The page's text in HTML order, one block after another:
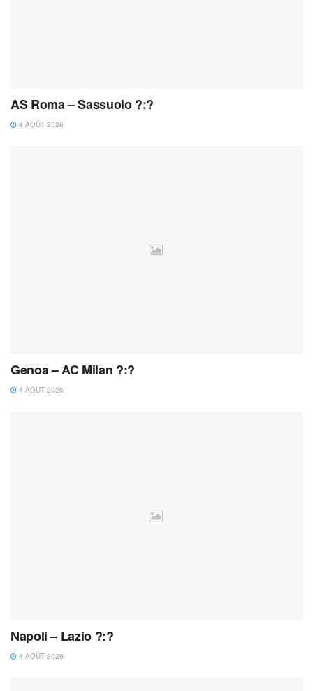
AS Roma – Sassuolo ?:?
4 AOÛT 2026
Genoa – AC Milan ?:?
4 AOÛT 2026
Napoli – Lazio ?:?
4 AOÛT 2026